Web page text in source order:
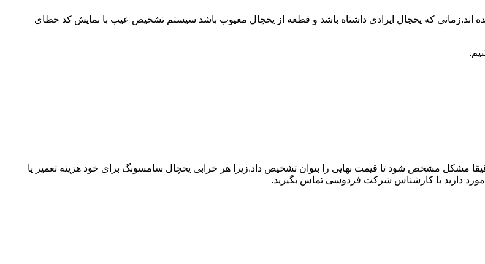
که یخچال ایرادی داشتاه باشد و قطعه از یخچال معیوب باشد سیستم تشخیص عیب با نمایش کد خطای
مشکل مشخص شود تا قیمت نهایی را بتوان تشخیص داد.زیرا هر خرابی یخچال سامسونگ برای خود هزینه تعمیر یا
مورد دارید با کارشناس شرکت فردوسی تماس بگیرید.